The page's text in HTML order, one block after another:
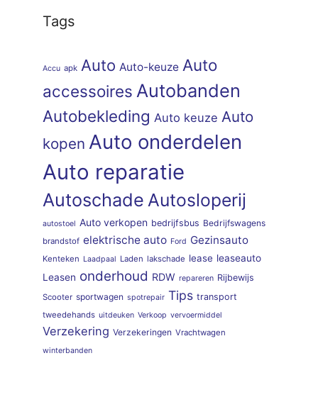
Tags
Accu apk Auto Auto-keuze Auto
accessoires Autobanden
Autobekleding Auto keuze Auto
kopen Auto onderdelen
Auto reparatie
Autoschade Autosloperij
autostoel Auto verkopen bedrijfsbus Bedrijfswagens
brandstof elektrische auto Ford Gezinsauto
Kenteken Laadpaal Laden lakschade lease leaseauto
Leasen onderhoud RDW repareren Rijbewijs
Scooter sportwagen spotrepair Tips transport
tweedehands uitdeuken Verkoop vervoermiddel
Verzekering Verzekeringen Vrachtwagen
winterbanden